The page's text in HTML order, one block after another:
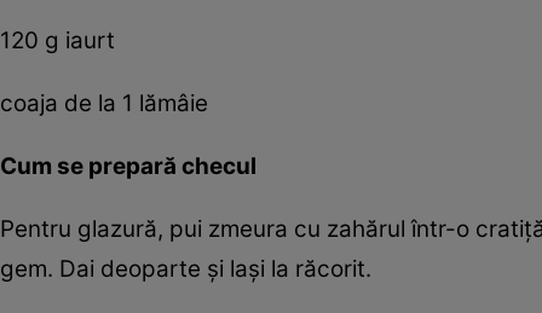
120 g iaurt
coaja de la 1 lămâie
Cum se prepară checul
Pentru glazură, pui zmeura cu zahărul într-o
gem. Dai deoparte şi laşi la răcorit.